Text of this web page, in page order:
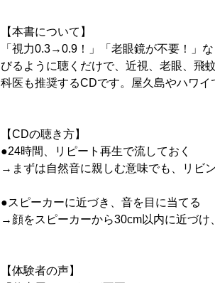
【本書について】
「視力0.3→0.9！」「老眼鏡が不要！」
びるように聴くだけで、近視、老眼、飛
科医も推奨するCDです。屋久島やハワイ
【CDの聴き方】
●24時間、リピート再生で流しておく
→まずは自然音に親しむ意味でも、リビ
●スピーカーに近づき、音を目に当てる
→顔をスピーカーから30cm以内に近づけ
【体験者の声】